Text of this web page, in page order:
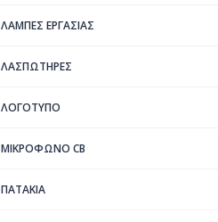
ΛΑΜΠΕΣ ΕΡΓΑΣΙΑΣ
ΛΑΣΠΩΤΗΡΕΣ
ΛΟΓΟΤΥΠΟ
ΜΙΚΡΟΦΩΝΟ CB
ΠΑΤΑΚΙΑ